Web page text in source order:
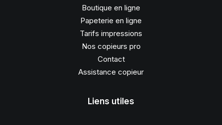
Boutique en ligne
Papeterie en ligne
Tarifs impressions
Nos copieurs pro
Contact
Assistance copieur
Liens utiles